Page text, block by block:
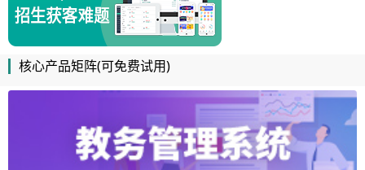
核心产品矩阵(可免费试用)